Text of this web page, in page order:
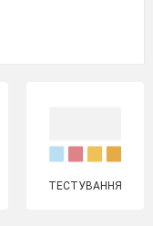
ТЕСТУВАННЯ